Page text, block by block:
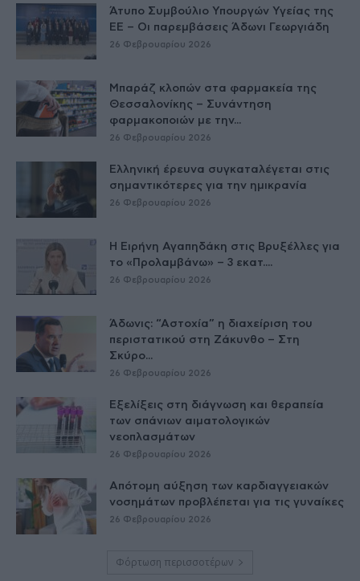
Άτυπο Συμβούλιο Υπουργών Υγείας της
ΕE – Οι παρεμβάσεις Άδωνι Γεωργιάδη
26 Φεβρουαρίου 2026
Μπαράζ κλοπών στα φαρμακεία της
Θεσσαλονίκης – Συνάντηση
φαρμακοποιών με την...
26 Φεβρουαρίου 2026
Ελληνική έρευνα συγκαταλέγεται στις
σημαντικότερες για την ημικρανία
26 Φεβρουαρίου 2026
Η Ειρήνη Αγαπηδάκη στις Βρυξέλλες για
το «Προλαμβάνω» – 3 εκατ....
26 Φεβρουαρίου 2026
Άδωνις: “Αστοχία” η διαχείριση του
περιστατικού στη Ζάκυνθο – Στη
Σκύρο...
26 Φεβρουαρίου 2026
Εξελίξεις στη διάγνωση και θεραπεία
των σπάνιων αιματολογικών
νεοπλασμάτων
26 Φεβρουαρίου 2026
Απότομη αύξηση των καρδιαγγειακών
νοσημάτων προβλέπεται για τις γυναίκες
26 Φεβρουαρίου 2026
Φόρτωση περισσοτέρων